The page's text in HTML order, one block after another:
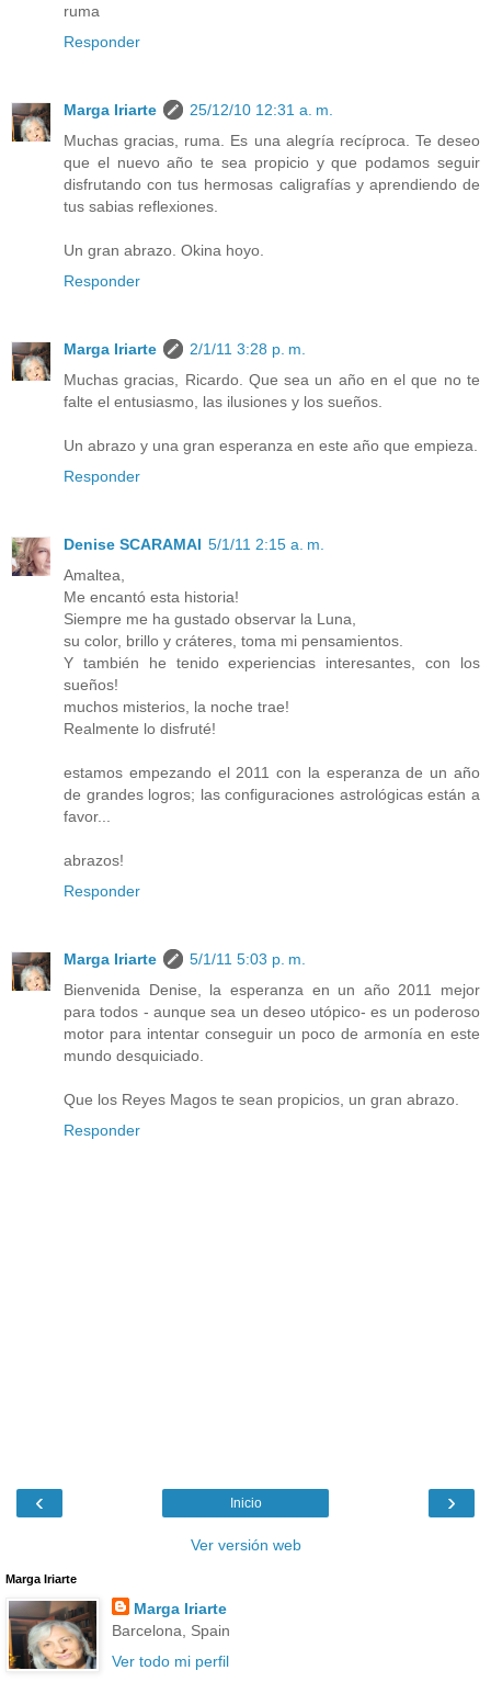
ruma
Responder
Marga Iriarte
25/12/10 12:31 a. m.
Muchas gracias, ruma. Es una alegría recíproca. Te deseo
que el nuevo año te sea propicio y que podamos seguir
disfrutando con tus hermosas caligrafías y aprendiendo de
tus sabias reflexiones.
Un gran abrazo. Okina hoyo.
Responder
Marga Iriarte
2/1/11 3:28 p. m.
Muchas gracias, Ricardo. Que sea un año en el que no te
falte el entusiasmo, las ilusiones y los sueños.
Un abrazo y una gran esperanza en este año que empieza.
Responder
Denise SCARAMAI 5/1/11 2:15 a. m.
Amaltea,
Me encantó esta historia!
Siempre me ha gustado observar la Luna,
su color, brillo y cráteres, toma mi pensamientos.
Y también he tenido experiencias interesantes, con los
sueños!
muchos misterios, la noche trae!
Realmente lo disfruté!
estamos empezando el 2011 con la esperanza de un año
de grandes logros; las configuraciones astrológicas están a
favor...
abrazos!
Responder
Marga Iriarte
5/1/11 5:03 p. m.
Bienvenida Denise, la esperanza en un año 2011 mejor
para todos - aunque sea un deseo utópico- es un poderoso
motor para intentar conseguir un poco de armonía en este
mundo desquiciado.
Que los Reyes Magos te sean propicios, un gran abrazo.
Responder
‹ ›
Inicio
Ver versión web
Marga Iriarte
Marga Iriarte
Barcelona, Spain
Ver todo mi perfil